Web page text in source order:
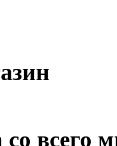
со всего